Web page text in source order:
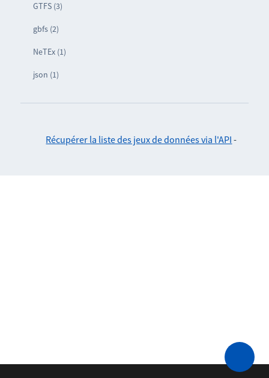
GTFS (3)
gbfs (2)
NeTEx (1)
json (1)
Récupérer la liste des jeux de données via l'API -